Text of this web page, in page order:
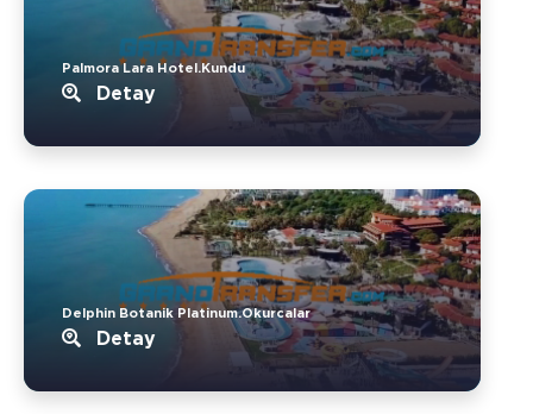
Palmora Lara Hotel.Kundu
Detay
Delphin Botanik Platinum.Okurcalar
Detay